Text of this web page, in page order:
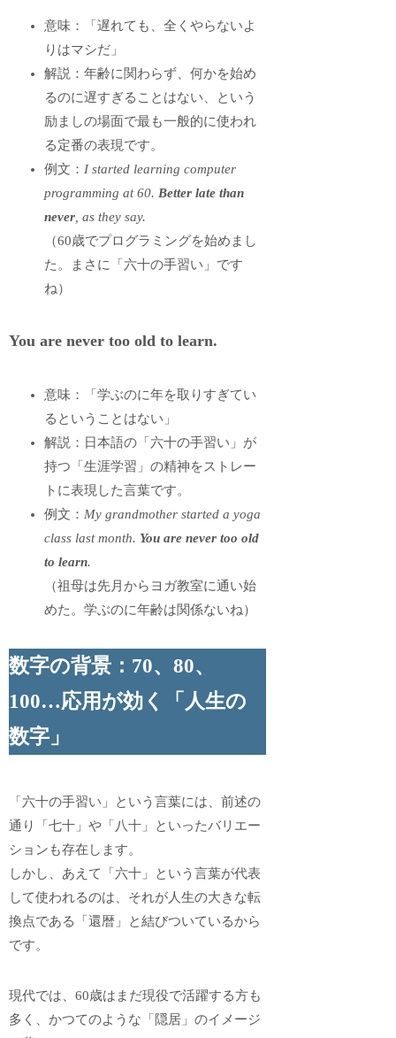
意味：「遅れても、全くやらないよ
りはマシだ」
解説：年齢に関わらず、何かを始め
るのに遅すぎることはない、という
励ましの場面で最も一般的に使われ
る定番の表現です。
例文： I started learning computer
programming at 60. Better late than
never , as they say.
（60歳でプログラミングを始めまし
た。まさに「六十の手習い」です
ね）
You are never too old to learn.
意味：「学ぶのに年を取りすぎてい
るということはない」
解説：日本語の「六十の手習い」が
持つ「生涯学習」の精神をストレー
トに表現した言葉です。
例文： My grandmother started a yoga
class last month. You are never too old
to learn.
（祖母は先月からヨガ教室に通い始
めた。学ぶのに年齢は関係ないね）
数字の背景：70、80、
100…応用が効く「人生の
数字」
「六十の手習い」という言葉には、前述の
通り「七十」や「八十」といったバリエー
ションも存在します。
しかし、あえて「六十」という言葉が代表
して使われるのは、それが人生の大きな転
換点である「還暦」と結びついているから
です。
現代では、60歳はまだ現役で活躍する方も
多く、かつてのような「隠居」のイメージ